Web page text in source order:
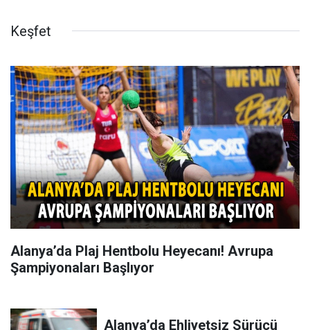
Keşfet
Alanya’da Plaj Hentbolu Heyecanı! Avrupa
Şampiyonaları Başlıyor
Alanya’da Ehliyetsiz Sürücü